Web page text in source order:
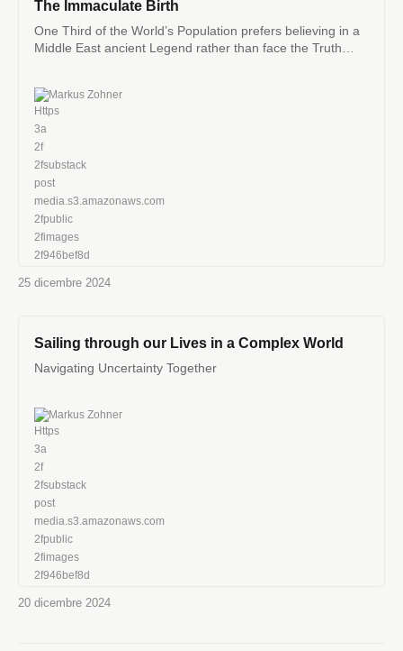
The Immaculate Birth
One Third of the World’s Population prefers believing in a
Middle East ancient Legend rather than face the Truth
Markus Zohner
25 dicembre 2024
Sailing through our Lives in a Complex World
Navigating Uncertainty Together
Markus Zohner
20 dicembre 2024